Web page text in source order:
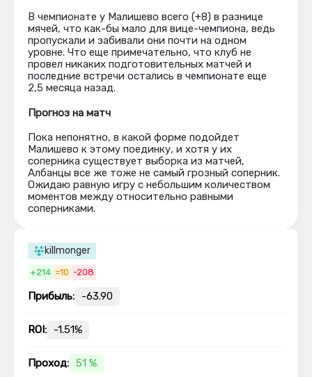
В чемпионате у Малишево всего (+8) в разнице
мячей, что как-бы мало для вице-чемпиона, ведь
пропускали и забивали они почти на одном
уровне. Что еще примечательно, что клуб не
провел никаких подготовительных матчей и
последние встречи остались в чемпионате еще
2,5 месяца назад.
Прогноз на матч
Пока непонятно, в какой форме подойдет
Малишево к этому поединку, и хотя у их
соперника существует выборка из матчей,
Албанцы все же тоже не самый грозный соперник.
Ожидаю равную игру с небольшим количеством
моментов между относительно равными
соперниками.
killmonger
+214 =10 -208
Прибыль: -63.90
ROI: -1.51%
Проход: 51 %